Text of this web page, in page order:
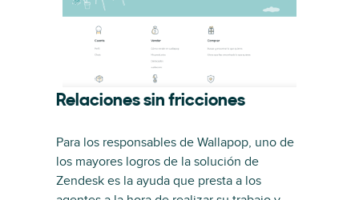
Relaciones sin fricciones
Para los responsables de Wallapop, uno de
los mayores logros de la solución de
Zendesk es la ayuda que presta a los